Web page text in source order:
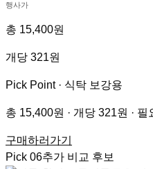
행사가
총 15,400원
개당 321원
Pick Point · 식탁 보강용
총 15,400원 · 개당 321원 · 필
구매하러가기
Pick 06추가 비교 후보